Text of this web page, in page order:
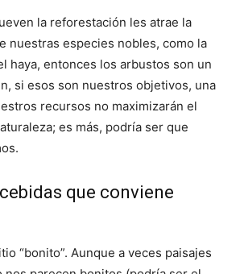
la reforestación les atrae la
nuestras especies nobles, como la
haya, entonces los arbustos son un
si esos son nuestros objetivos, una
recursos no maximizarán el
es más, podría ser que
que conviene
“bonito”. Aunque a veces paisajes